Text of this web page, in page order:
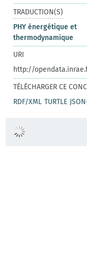
TRADUCTION(S)
PHY énergétique et
thermodynamique
URI
http://
TÉLÉCHARGER CE
RDF/XML TURTLE